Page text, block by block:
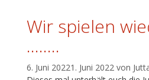
Wir spielen
……..
6. Juni 20221. Juni 2022 von